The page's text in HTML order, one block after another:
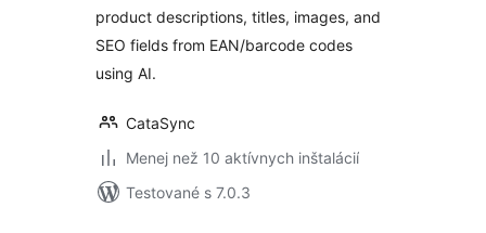
product descriptions, titles, images, and
SEO fields from EAN/barcode codes
using AI.
CataSync
Menej než 10 aktívnych inštalácií
Testované s 7.0.3